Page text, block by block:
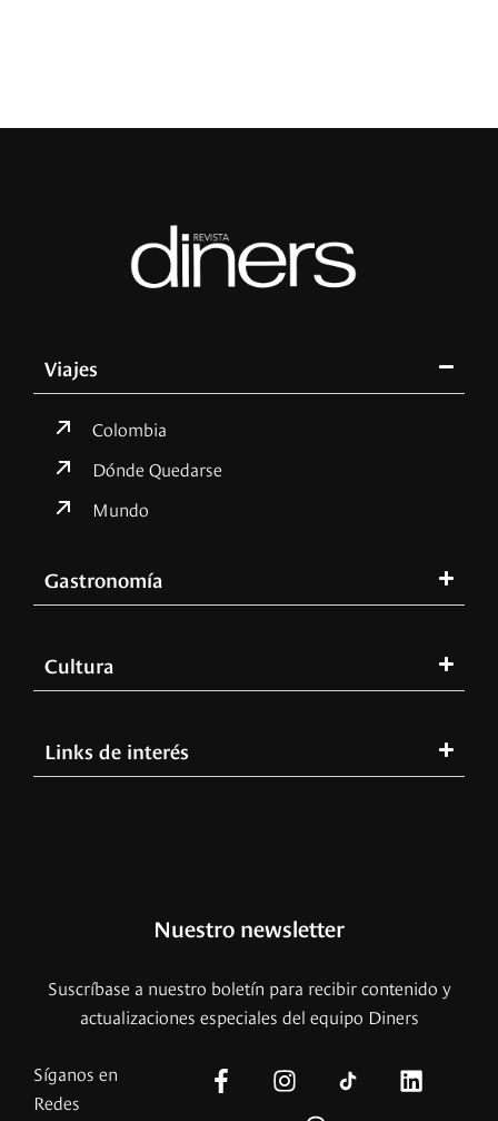
Viajes
Colombia
Dónde Quedarse
Mundo
Gastronomía
Cultura
Links de interés
Nuestro newsletter
Suscríbase a nuestro boletín para recibir contenido y
actualizaciones especiales del equipo Diners
Síganos en
Redes